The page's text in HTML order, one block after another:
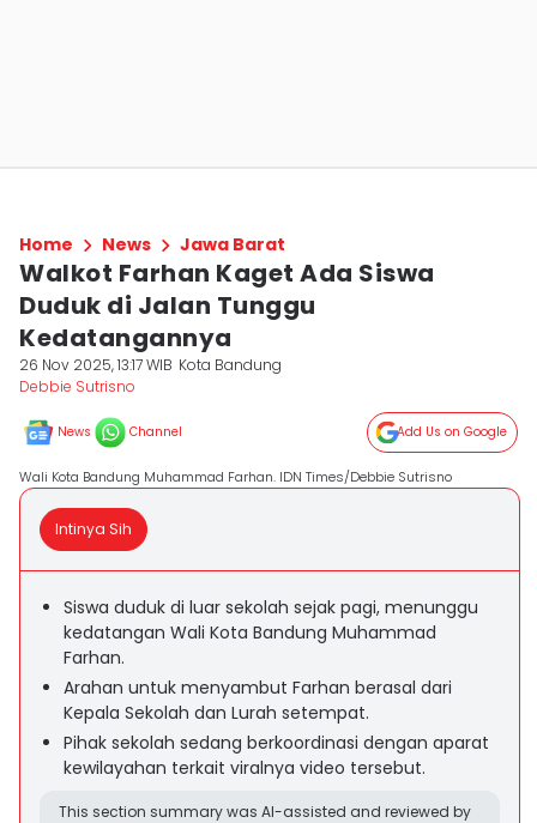
Home News Jawa Barat
Walkot Farhan Kaget Ada Siswa
Duduk di Jalan Tunggu
Kedatangannya
26 Nov 2025, 13:17 WIB Kota Bandung
Debbie Sutrisno
News Channel Add Us on Google
Wali Kota Bandung Muhammad Farhan. IDN Times/Debbie Sutrisno
Intinya Sih
Siswa duduk di luar sekolah sejak pagi, menunggu
kedatangan Wali Kota Bandung Muhammad
Farhan.
Arahan untuk menyambut Farhan berasal dari
Kepala Sekolah dan Lurah setempat.
Pihak sekolah sedang berkoordinasi dengan aparat
kewilayahan terkait viralnya video tersebut.
This section summary was AI-assisted and reviewed by